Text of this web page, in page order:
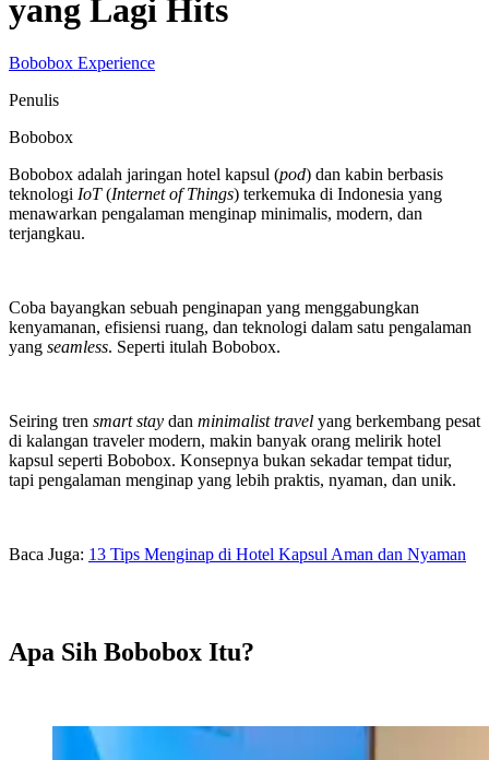
yang Lagi Hits
Bobobox Experience
Penulis
Bobobox
Bobobox adalah jaringan hotel kapsul (pod) dan kabin berbasis
teknologi IoT(Internet of Things) terkemuka di Indonesia yang
menawarkan pengalaman menginap minimalis, modern, dan
terjangkau.
Coba bayangkan sebuah penginapan yang menggabungkan
kenyamanan, efisiensi ruang, dan teknologi dalam satu pengalaman
yang seamless. Seperti itulah Bobobox.
Seiring tren smart stay dan minimalist travel yang berkembang pesat
di kalangan traveler modern, makin banyak orang melirik hotel
kapsul seperti Bobobox. Konsepnya bukan sekadar tempat tidur,
tapi pengalaman menginap yang lebih praktis, nyaman, dan unik.
Baca Juga: 13 Tips Menginap di Hotel Kapsul Aman dan Nyaman
Apa Sih Bobobox Itu?